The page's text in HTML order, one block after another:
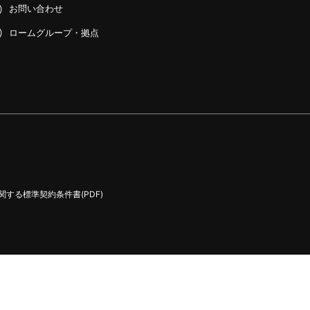
お問い合わせ
ロームグループ・拠点
する標準契約条件書(PDF)